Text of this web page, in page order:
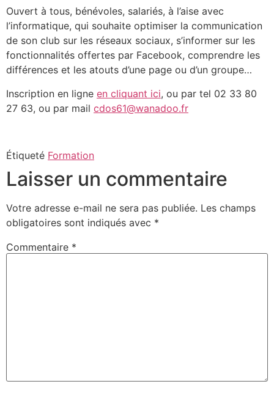
Ouvert à tous, bénévoles, salariés, à l’aise avec
l’informatique, qui souhaite optimiser la communication
de son club sur les réseaux sociaux, s’informer sur les
fonctionnalités offertes par Facebook, comprendre les
différences et les atouts d’une page ou d’un groupe…
Inscription en ligne en cliquant ici, ou par tel 02 33 80
27 63, ou par mail cdos61@wanadoo.fr
Étiqueté Formation
Laisser un commentaire
Votre adresse e-mail ne sera pas publiée. Les champs
obligatoires sont indiqués avec *
Commentaire *